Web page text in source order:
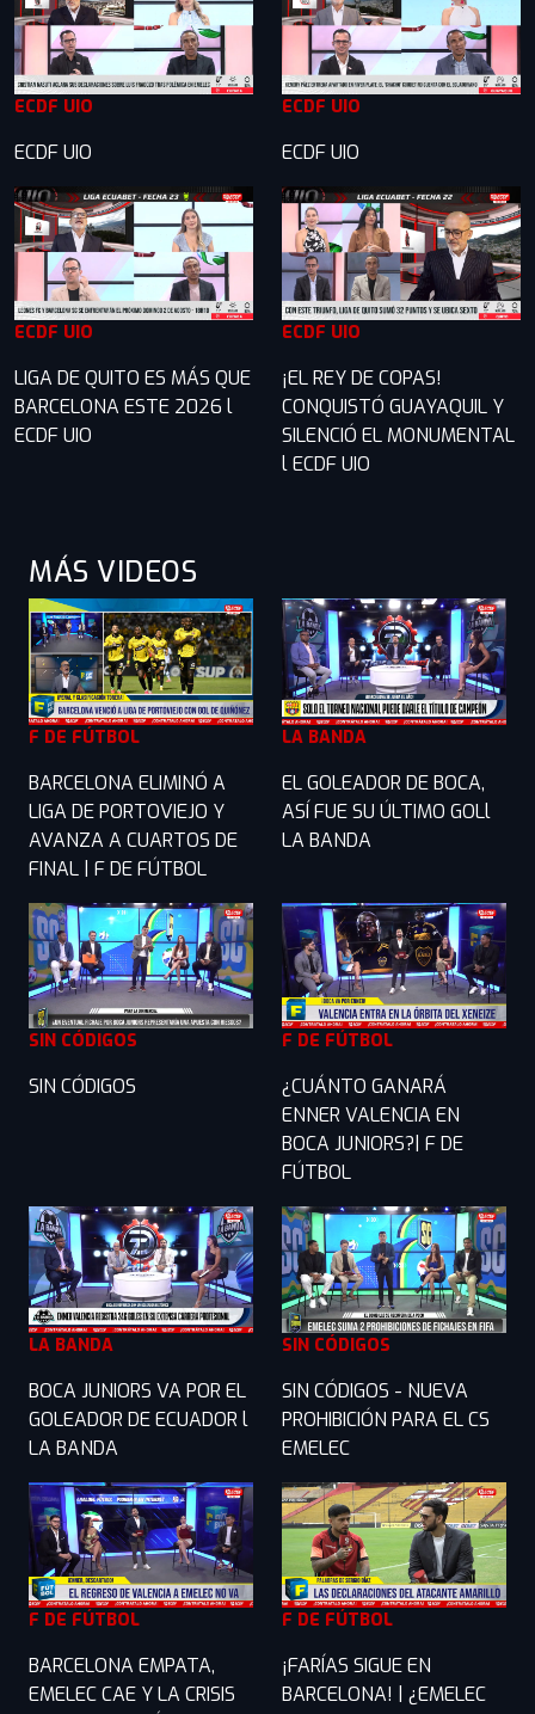
ECDF UIO
ECDF UIO
ECDF UIO
ECDF UIO
ECDF UIO
LIGA DE QUITO ES MÁS QUE
BARCELONA ESTE 2026 l
ECDF UIO
ECDF UIO
¡EL REY DE COPAS!
CONQUISTÓ GUAYAQUIL Y
SILENCIÓ EL MONUMENTAL
l ECDF UIO
MÁS VIDEOS
F DE FÚTBOL
BARCELONA ELIMINÓ A
LIGA DE PORTOVIEJO Y
AVANZA A CUARTOS DE
FINAL | F DE FÚTBOL
LA BANDA
EL GOLEADOR DE BOCA,
ASÍ FUE SU ÚLTIMO GOLl
LA BANDA
SIN CÓDIGOS
SIN CÓDIGOS
F DE FÚTBOL
¿CUÁNTO GANARÁ
ENNER VALENCIA EN
BOCA JUNIORS?| F DE
FÚTBOL
LA BANDA
BOCA JUNIORS VA POR EL
GOLEADOR DE ECUADOR l
LA BANDA
SIN CÓDIGOS
SIN CÓDIGOS - NUEVA
PROHIBICIÓN PARA EL CS
EMELEC
F DE FÚTBOL
BARCELONA EMPATA,
EMELEC CAE Y LA CRISIS
F DE FÚTBOL
¡FARÍAS SIGUE EN
BARCELONA! | ¿EMELEC